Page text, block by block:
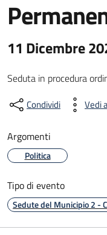
11 Dicembre
Seduta in procedura
Condividi Vedi
Argomenti
Politica
Tipo di evento
Sedute del Municipio 2 -